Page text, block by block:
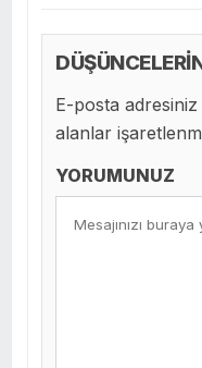
E-posta adresiniz
alanlar
YORUMUNUZ